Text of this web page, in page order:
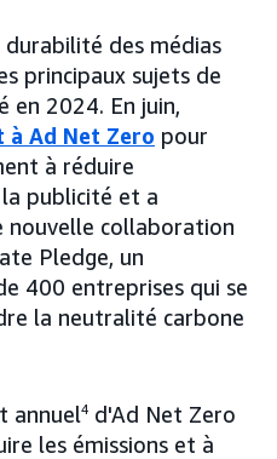
durabilité des médias
principaux sujets de
en 2024. En juin,
Ad Net Zero pour
à réduire
publicité et a
nouvelle collaboration
Pledge, un
400 entreprises qui se
la neutralité carbone
annuel4 d'Ad Net Zero
les émissions et à